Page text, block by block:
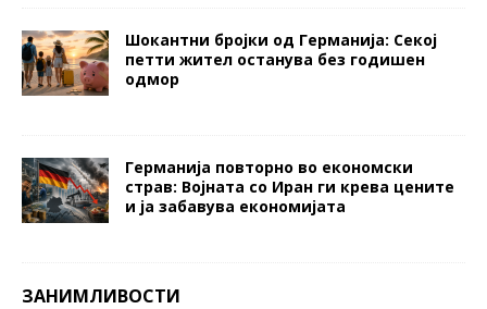
Шокантни бројки од Германија: Секој
петти жител останува без годишен
одмор
Германија повторно во економски
страв: Војната со Иран ги крева цените
и ја забавува економијата
ЗАНИМЛИВОСТИ